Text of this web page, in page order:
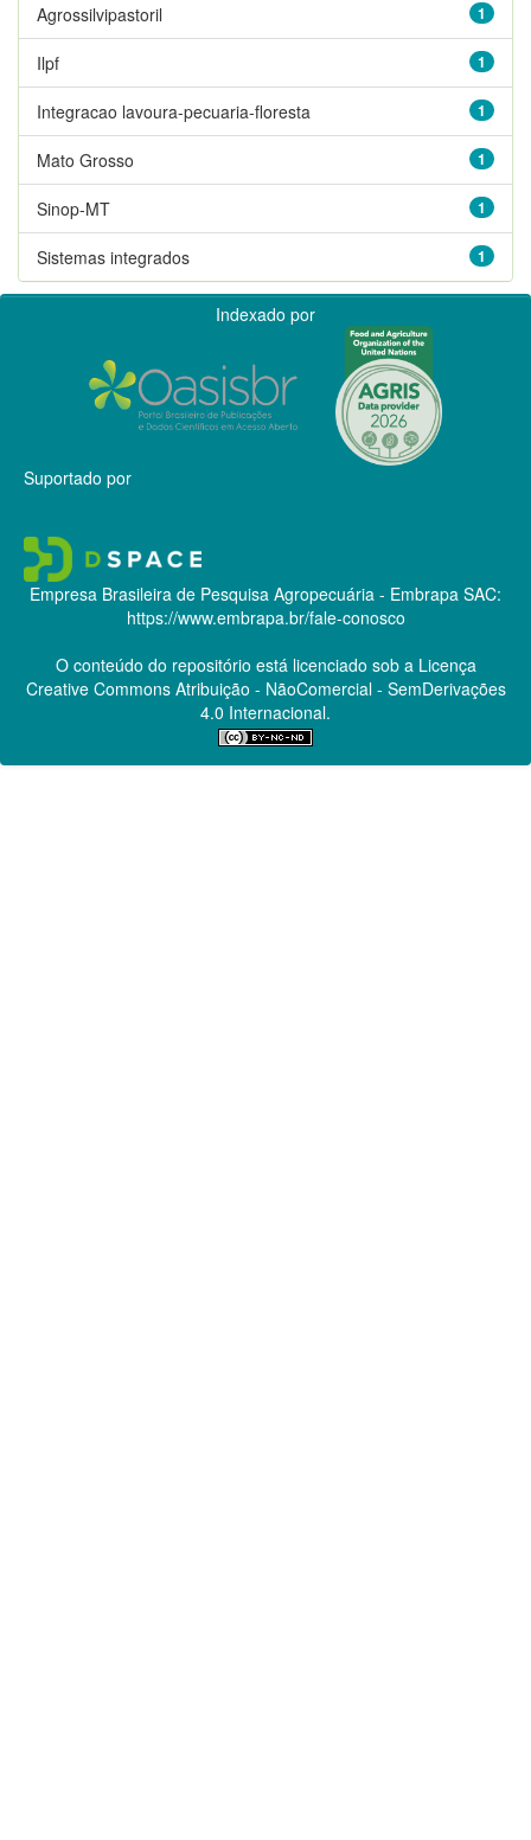
1
Agrossilvipastoril
1
Ilpf
1
Integracao lavoura-pecuaria-floresta
1
Mato Grosso
1
Sinop-MT
1
Sistemas integrados
Indexado por
Suportado por
Empresa Brasileira de Pesquisa Agropecuária - Embrapa SAC:
https://www.embrapa.br/fale-conosco
O conteúdo do repositório está licenciado sob a Licença
Creative CommonsAtribuição - NãoComercial - SemDerivações
4.0 Internacional.